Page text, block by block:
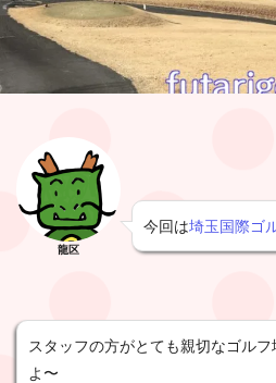
龍区
今回は埼玉国際ゴ
スタッフの方がとても親切なゴルフ
よ〜